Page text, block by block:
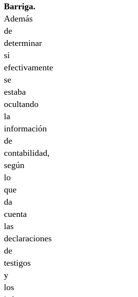
Barriga.
Además
de
determinar
si
efectivamente
se
estaba
ocultando
la
información
de
contabilidad,
según
lo
que
da
cuenta
las
declaraciones
de
testigos
y
los